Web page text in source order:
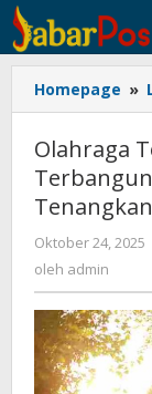
Lewati
ke
konten
Homepage »
Olahraga
Oktober 24, 2025
oleh admin